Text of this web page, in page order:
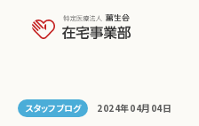
スタッフブログ 2024年04月04日